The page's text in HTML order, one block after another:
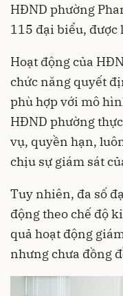
HĐND phường
115 đại biểu, được
Hoạt động của
chức năng quyết
phù hợp với mô
HĐND phường
vụ, quyền hạn,
chịu sự giám sát
Tuy nhiên, đa số
động theo chế độ
quả hoạt động
nhưng chưa đồng